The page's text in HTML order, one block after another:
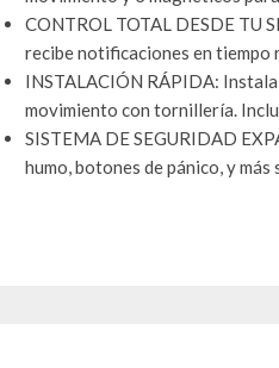
CONTROL TOTAL DESDE TU
recibe notificaciones en tiempo
INSTALACIÓN RÁPIDA:
movimiento con tornillería.
SISTEMA DE SEGURIDAD
humo, botones de pánico, y más